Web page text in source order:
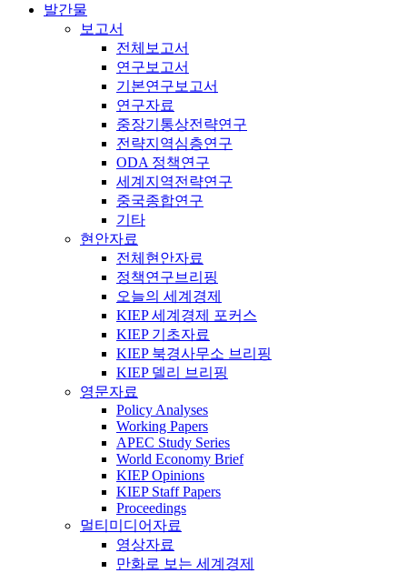
발간물
보고서
전체보고서
연구보고서
기본연구보고서
연구자료
중장기통상전략연구
전략지역심층연구
ODA 정책연구
세계지역전략연구
중국종합연구
기타
현안자료
전체현안자료
정책연구브리핑
오늘의 세계경제
KIEP 세계경제 포커스
KIEP 기초자료
KIEP 북경사무소 브리핑
KIEP 델리 브리핑
영문자료
Policy Analyses
Working Papers
APEC Study Series
World Economy Brief
KIEP Opinions
KIEP Staff Papers
Proceedings
멀티미디어자료
영상자료
만화로 보는 세계경제